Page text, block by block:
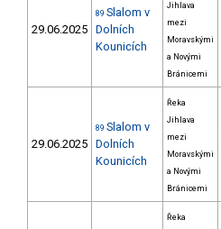
29.06.2025
89 Slalom v
Dolních
Kounicích
Jihlava
mezi
Moravskými
a Novými
Bránicemi
29.06.2025
89 Slalom v
Dolních
Kounicích
Řeka
Jihlava
mezi
Moravskými
a Novými
Bránicemi
Řeka